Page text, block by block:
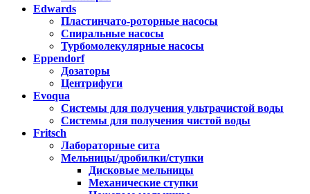
Edwards
Пластинчато-роторные насосы
Спиральные насосы
Турбомолекулярные насосы
Eppendorf
Дозаторы
Центрифуги
Evoqua
Системы для получения ультрачистой воды
Системы для получения чистой воды
Fritsch
Лабораторные сита
Мельницы/дробилки/ступки
Дисковые мельницы
Механические ступки